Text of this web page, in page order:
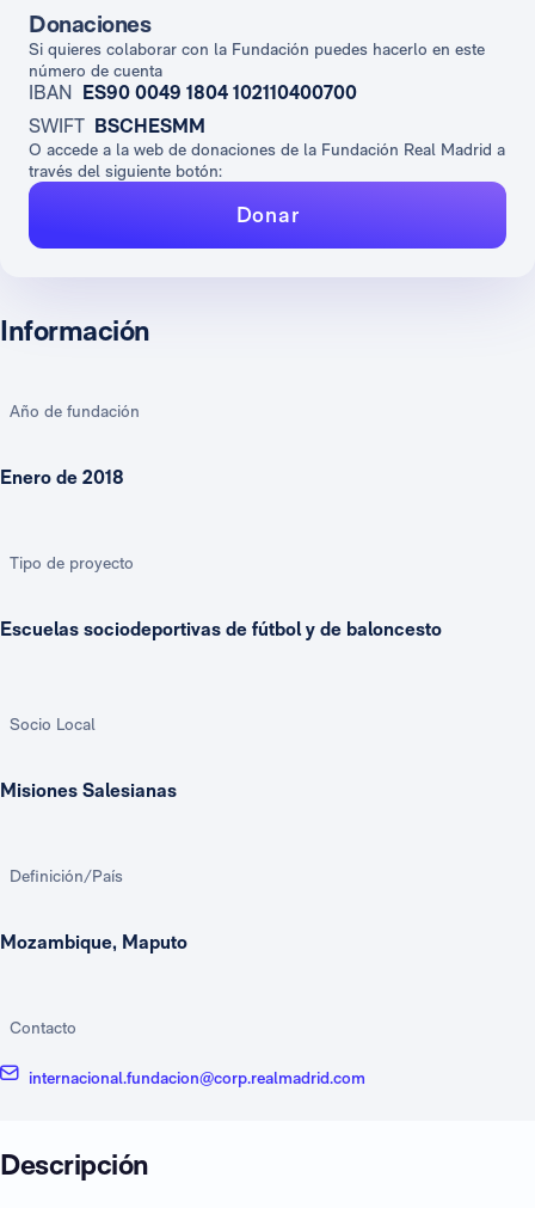
Información
Año de fundación
Enero de 2018
Tipo de proyecto
Escuelas sociodeportivas de fútbol y de baloncesto
Socio Local
Misiones Salesianas
Definición/País
Mozambique, Maputo
Contacto
internacional.fundacion@corp.realmadrid.com
Donaciones
Si quieres colaborar con la Fundación puedes hacerlo en este
número de cuenta
IBAN ES90 0049 1804 102110400700
SWIFT BSCHESMM
O accede a la web de donaciones de la Fundación Real Madrid a
través del siguiente botón:
Donar
Descripción